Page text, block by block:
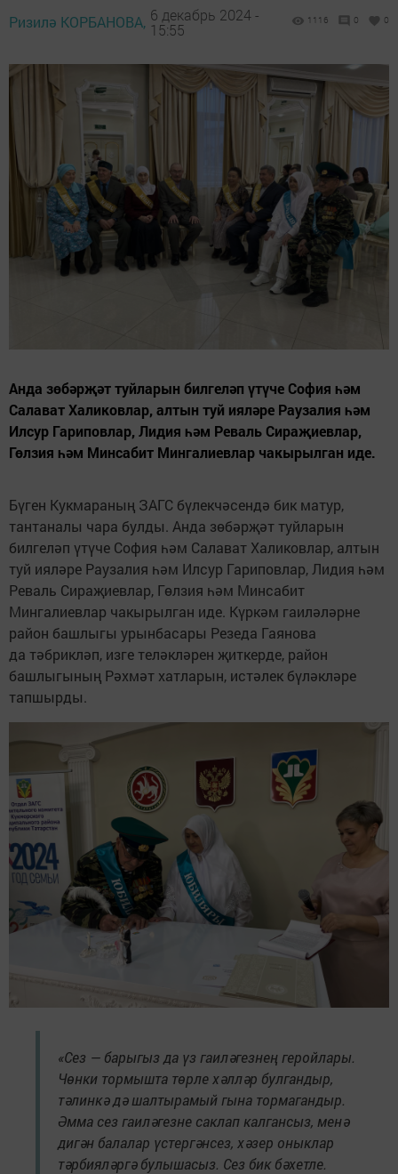
Ризилә КОРБАНОВА, 6 декабрь 2024 -
15:55
1116 0 0
Анда зөбәрҗәт туйларын билгеләп үтүче София һәм
Салават Халиковлар, алтын туй ияләре Раузалия һәм
Илсур Гариповлар, Лидия һәм Реваль Сираҗиевлар,
Гөлзия һәм Минсабит Мингалиевлар чакырылган иде.
Бүген Кукмараның ЗАГС бүлекчәсендә бик матур,
тантаналы чара булды. Анда зөбәрҗәт туйларын
билгеләп үтүче София һәм Салават Халиковлар, алтын
туй ияләре Раузалия һәм Илсур Гариповлар, Лидия һәм
Реваль Сираҗиевлар, Гөлзия һәм Минсабит
Мингалиевлар чакырылган иде. Күркәм гаиләләрне
район башлыгы урынбасары Резеда Гаянова
да тәбрикләп, изге теләкләрен җиткерде, район
башлыгының Рәхмәт хатларын, истәлек бүләкләре
тапшырды.
«Сез — барыгыз да үз гаиләгезнең геройлары.
Чөнки тормышта төрле хәлләр булгандыр,
тәлинкә дә шалтырамый гына тормагандыр.
Әмма сез гаиләгезне саклап калгансыз, менә
дигән балалар үстергәнсез, хәзер оныклар
тәрбияләргә булышасыз. Сез бик бәхетле.